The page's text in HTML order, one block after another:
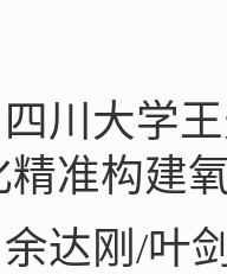
四川大学
精准构建
余达刚/叶